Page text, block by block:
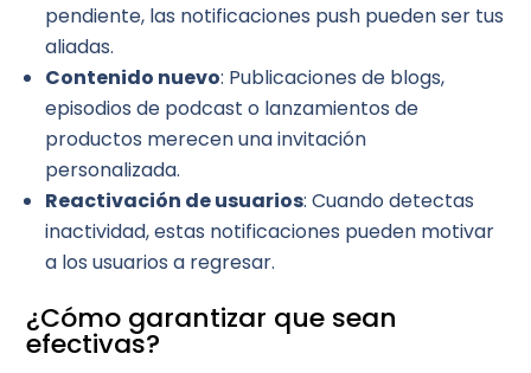
pendiente, las notificaciones push pueden ser tus
aliadas.
Contenido nuevo: Publicaciones de blogs,
episodios de podcast o lanzamientos de
productos merecen una invitación
personalizada.
Reactivación de usuarios: Cuando detectas
inactividad, estas notificaciones pueden motivar
a los usuarios a regresar.
¿Cómo garantizar que sean
efectivas?